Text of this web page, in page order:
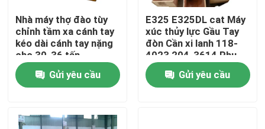
Chuyến tham quan nhà máy
Kiểm soát chất lượng
Liên hệ với chúng tôi
Nhà máy thợ đào tùy
chỉnh tầm xa cánh tay
kéo dài cánh tay nặng
cho 30-36 tấn
Gửi yêu cầu
E325 E325DL cat Máy
xúc thủy lực Gầu Tay
đòn Cần xi lanh 118-
4023 204-3614 Phụ
tùng
Gửi yêu cầu